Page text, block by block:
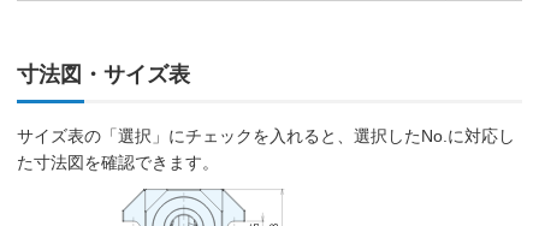
寸法図・サイズ表
サイズ表の「選択」にチェックを入れると、選択したNo.に対応し
た寸法図を確認できます。